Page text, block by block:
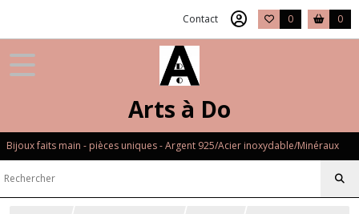
Contact 0 0
Arts à Do
Bijoux faits main - pièces uniques - Argent 925/Acier inoxydable/Minéraux